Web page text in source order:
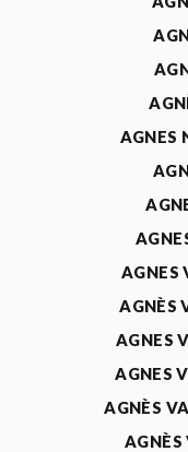
AGNES
AGNES
AGNÈS
AGNES
AGNES
AGNÈS